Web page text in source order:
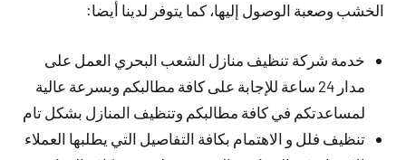
الخشب وصعبة الوصول إليها، كما يتوفر لدينا أيضا:
خدمة شركة تنظيف منازل الشعب البحري العمل على
مدار 24 ساعة للإجابة على كافة مطالبكم وبسرعة عالية
لمساعدتكم في كافة مطالبكم وتنظيف المنازل بشكل تام
تنظيف فلل و الاهتمام بكافة التفاصيل التي يطلبها العملاء